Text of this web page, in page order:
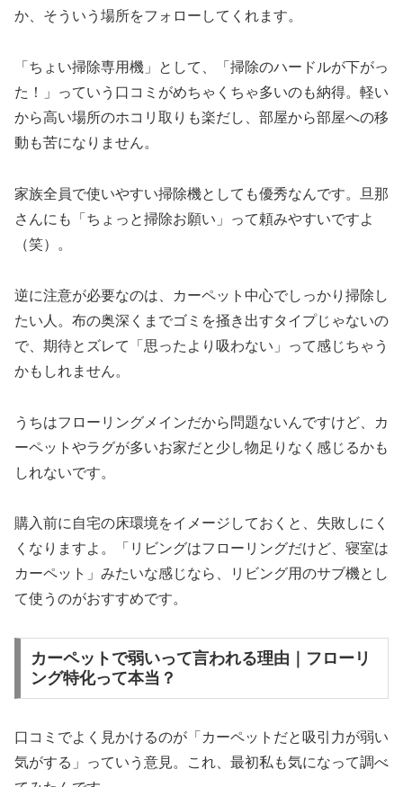
か、そういう場所をフォローしてくれます。
「ちょい掃除専用機」として、「掃除のハードルが下がっ
た！」っていう口コミがめちゃくちゃ多いのも納得。軽い
から高い場所のホコリ取りも楽だし、部屋から部屋への移
動も苦になりません。
家族全員で使いやすい掃除機としても優秀なんです。旦那
さんにも「ちょっと掃除お願い」って頼みやすいですよ
（笑）。
逆に注意が必要なのは、カーペット中心でしっかり掃除し
たい人。布の奥深くまでゴミを掻き出すタイプじゃないの
で、期待とズレて「思ったより吸わない」って感じちゃう
かもしれません。
うちはフローリングメインだから問題ないんですけど、カ
ーペットやラグが多いお家だと少し物足りなく感じるかも
しれないです。
購入前に自宅の床環境をイメージしておくと、失敗しにく
くなりますよ。「リビングはフローリングだけど、寝室は
カーペット」みたいな感じなら、リビング用のサブ機とし
て使うのがおすすめです。
カーペットで弱いって言われる理由｜フローリ
ング特化って本当？
口コミでよく見かけるのが「カーペットだと吸引力が弱い
気がする」っていう意見。これ、最初私も気になって調べ